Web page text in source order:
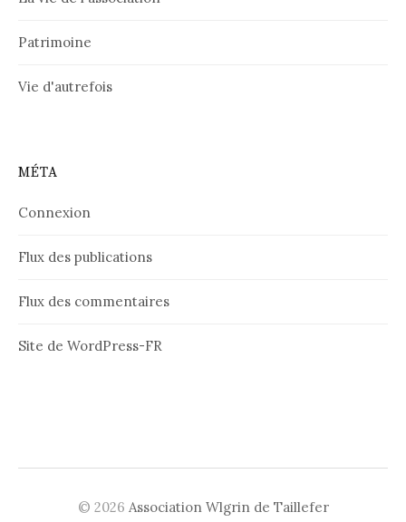
Patrimoine
Vie d'autrefois
MÉTA
Connexion
Flux des publications
Flux des commentaires
Site de WordPress-FR
© 2026 Association Wlgrin de Taillefer